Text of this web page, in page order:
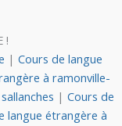
!
| Cours de langue
à ramonville-
| Cours de
langue étrangère à